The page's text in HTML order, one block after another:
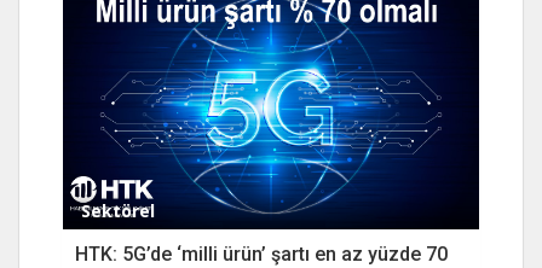
Sektörel
HTK: 5G’de ‘milli ürün’ şartı en az yüzde 70